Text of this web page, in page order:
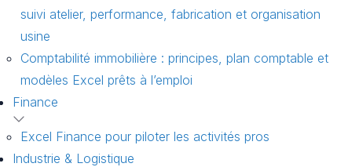
suivi atelier, performance, fabrication et organisation
usine
Comptabilité immobilière : principes, plan comptable et
modèles Excel prêts à l’emploi
Finance
Excel Finance pour piloter les activités pros
Industrie & Logistique